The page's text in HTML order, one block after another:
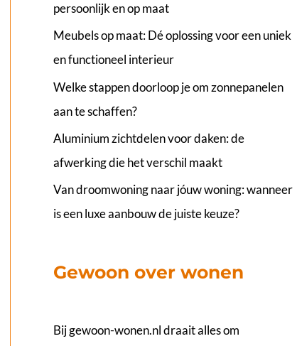
persoonlijk en op maat
Meubels op maat: Dé oplossing voor een uniek
en functioneel interieur
Welke stappen doorloop je om zonnepanelen
aan te schaffen?
Aluminium zichtdelen voor daken: de
afwerking die het verschil maakt
Van droomwoning naar jóuw woning: wanneer
is een luxe aanbouw de juiste keuze?
Gewoon over wonen
Bijgewoon-wonen.nldraait alles om